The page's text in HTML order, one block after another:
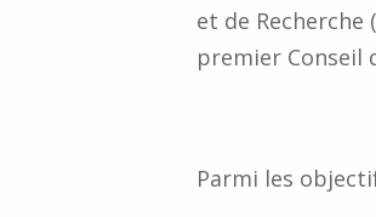
et de Recherche
premier Conseil
Parmi les